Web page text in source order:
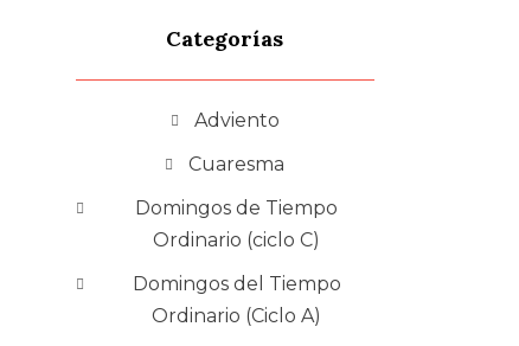
Categorías
Adviento
Cuaresma
Domingos de Tiempo
Ordinario (ciclo C)
Domingos del Tiempo
Ordinario (Ciclo A)